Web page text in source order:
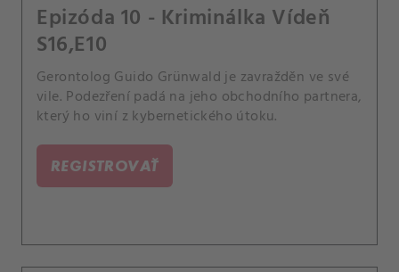
Epizóda 10 - Kriminálka Vídeň
S16,E10
Gerontolog Guido Grünwald je zavražděn ve své
vile. Podezření padá na jeho obchodního partnera,
který ho viní z kybernetického útoku.
REGISTROVAŤ